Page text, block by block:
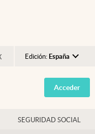
Edición: España
Argentina
España
USA
Acceder
SEGURIDAD SOCIAL